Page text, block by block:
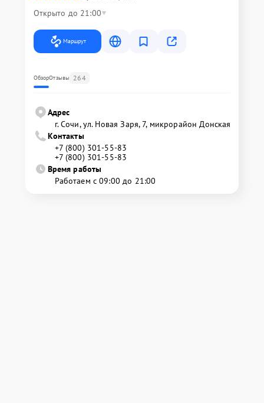
Открыто до 21:00
Маршрут
ОбзорОтзывы 264
Адрес
г. Сочи, ул. Новая Заря, 7, микрорайон Донская
Контакты
+7 (800) 301-55-83
+7 (800) 301-55-83
Время работы
Работаем с 09:00 до 21:00